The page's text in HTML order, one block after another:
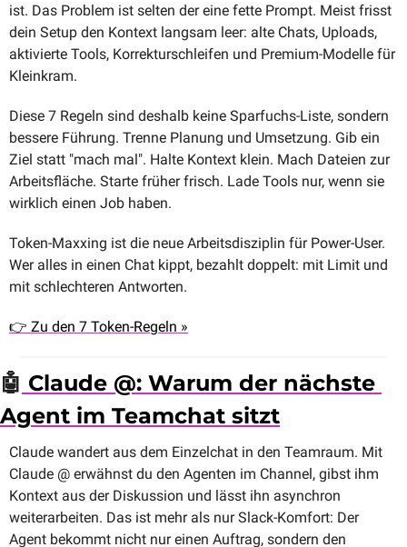
ist. Das Problem ist selten der eine fette Prompt. Meist frisst
dein Setup den Kontext langsam leer: alte Chats, Uploads,
aktivierte Tools, Korrekturschleifen und Premium-Modelle für
Kleinkram.
Diese 7 Regeln sind deshalb keine Sparfuchs-Liste, sondern
bessere Führung. Trenne Planung und Umsetzung. Gib ein
Ziel statt "mach mal". Halte Kontext klein. Mach Dateien zur
Arbeitsfläche. Starte früher frisch. Lade Tools nur, wenn sie
wirklich einen Job haben.
Token-Maxxing ist die neue Arbeitsdisziplin für Power-User.
Wer alles in einen Chat kippt, bezahlt doppelt: mit Limit und
mit schlechteren Antworten.
👉 Zu den 7 Token-Regeln »
🤖 Claude @: Warum der nächste
Agent im Teamchat sitzt
Claude wandert aus dem Einzelchat in den Teamraum. Mit
Claude @ erwähnst du den Agenten im Channel, gibst ihm
Kontext aus der Diskussion und lässt ihn asynchron
weiterarbeiten. Das ist mehr als nur Slack-Komfort: Der
Agent bekommt nicht nur einen Auftrag, sondern den